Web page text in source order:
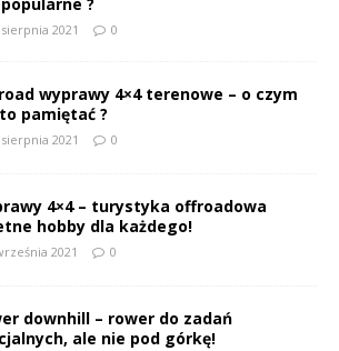
2021 0
wyprawy 4×4 terenowe – o czym
pamiętać ?
2021 0
4×4 – turystyka offroadowa
hobby dla każdego!
2021 0
downhill – rower do zadań
ale nie pod górkę!